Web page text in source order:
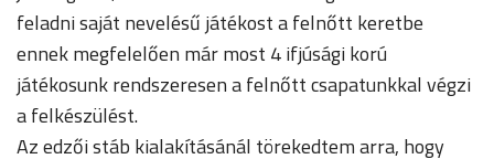
feladni saját nevelésű játékost a felnőtt keretbe
ennek megfelelően már most 4 ifjúsági korú
játékosunk rendszeresen a felnőtt csapatunkkal végzi
a felkészülést.
Az edzői stáb kialakításánál törekedtem arra, hogy